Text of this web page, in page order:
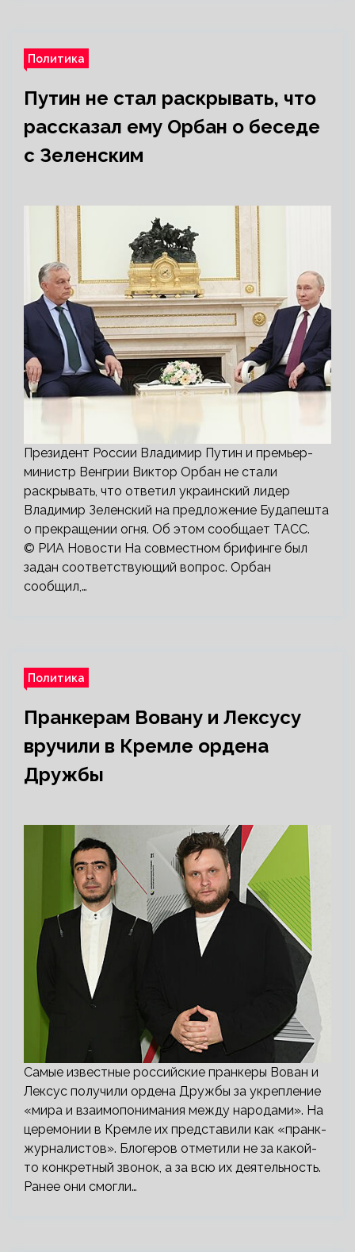
Политика
Путин не стал раскрывать, что
рассказал ему Орбан о беседе
с Зеленским
Президент России Владимир Путин и премьер-
министр Венгрии Виктор Орбан не стали
раскрывать, что ответил украинский лидер
Владимир Зеленский на предложение Будапешта
о прекращении огня. Об этом сообщает ТАСС.
© РИА Новости На совместном брифинге был
задан соответствующий вопрос. Орбан
сообщил,…
Политика
Пранкерам Вовану и Лексусу
вручили в Кремле ордена
Дружбы
Самые известные российские пранкеры Вован и
Лексус получили ордена Дружбы за укрепление
«мира и взаимопонимания между народами». На
церемонии в Кремле их представили как «пранк-
журналистов». Блогеров отметили не за какой-
то конкретный звонок, а за всю их деятельность.
Ранее они смогли…